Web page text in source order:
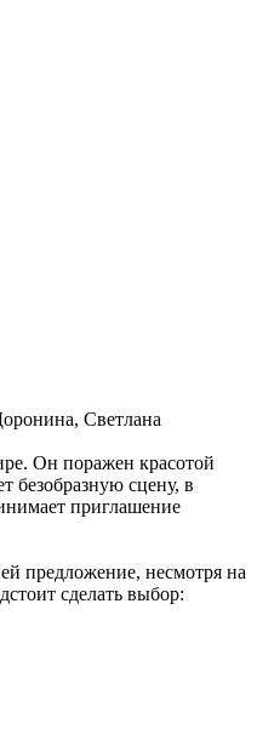
Светлана
Он поражен красотой
безобразную сцену, в
приглашение
предложение, несмотря на
сделать выбор: